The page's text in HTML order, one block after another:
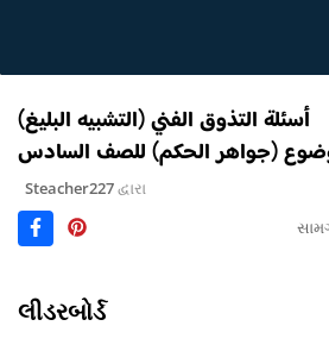
أسئلة التذوق الفني (التشبيه البليغ)
(جواهر الحكم) للصف السادس
Steacher227દ્વારા
લીડરબોર્ડ